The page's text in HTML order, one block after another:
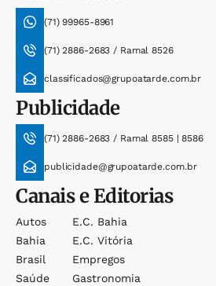
(71) 99965-8961
(71) 2886-2683 / Ramal 8526
classificados@grupoatarde.com.br
Publicidade
(71) 2886-2683 / Ramal 8585 | 8586
publicidade@grupoatarde.com.br
Canais e Editorias
Autos
Bahia
Brasil
Saúde
E.c. Bahia
E.c. Vitória
Empregos
Gastronomia